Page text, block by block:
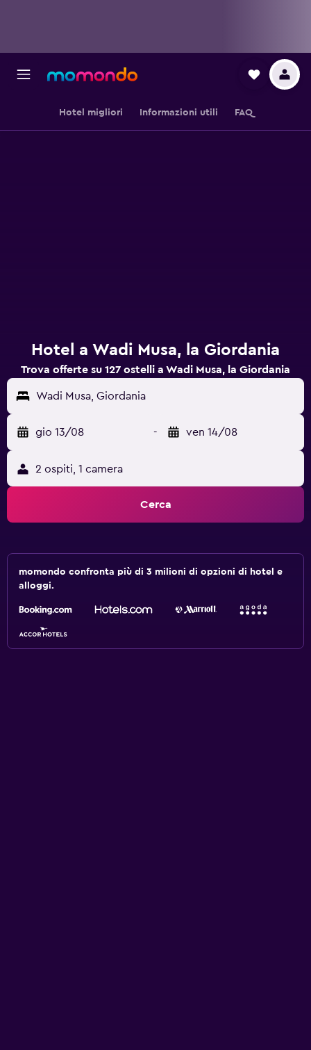
Hotel migliori Informazioni utili FAQ
Hotel a Wadi Musa, la Giordania
Trova offerte su 127 ostelli a Wadi Musa, la Giordania
Wadi Musa, Giordania
gio 13/08 - ven 14/08
2 ospiti, 1 camera
Cerca
momondo confronta più di 3 milioni di opzioni di hotel e
alloggi.